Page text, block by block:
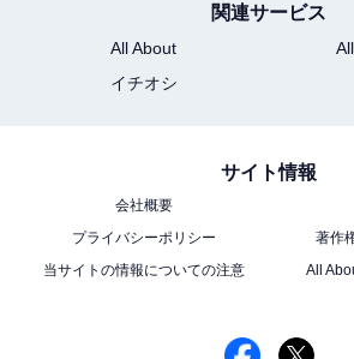
関連サービス
All About
イチオシ
サイト情報
会社概要
プライバシーポリシー
著作
当サイトの情報についての注意
All